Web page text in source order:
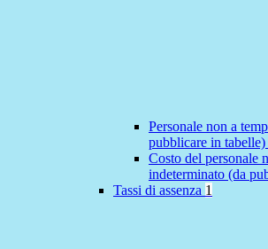
Personale non a
pubblicare in tabelle)
Costo del personale
indeterminato (da
Tassi di assenza 1